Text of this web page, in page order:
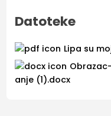
Datoteke
Lipa su
anje (1).docx